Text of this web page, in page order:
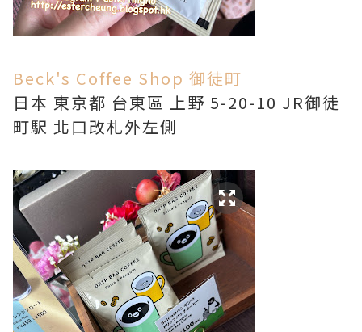
Beck's Coffee Shop 御徒町
日本 東京都 台東區 上野 5-20-10 JR御徒
町駅 北口改札外左側